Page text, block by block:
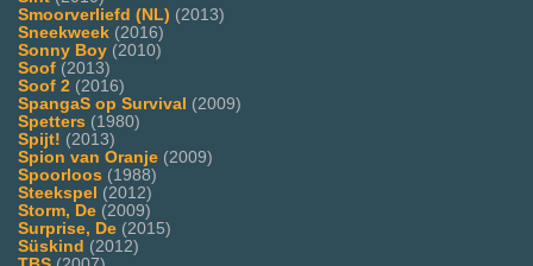
Smoorverliefd (NL) (2013)
Sneekweek (2016)
Sonny Boy (2010)
Soof (2013)
Soof 2 (2016)
SpangaS op Survival (2009)
Spetters (1980)
Spijt! (2013)
Spion van Oranje (2009)
Spoorloos (1988)
Steekspel (2012)
Storm, De (2009)
Surprise, De (2015)
Süskind (2012)